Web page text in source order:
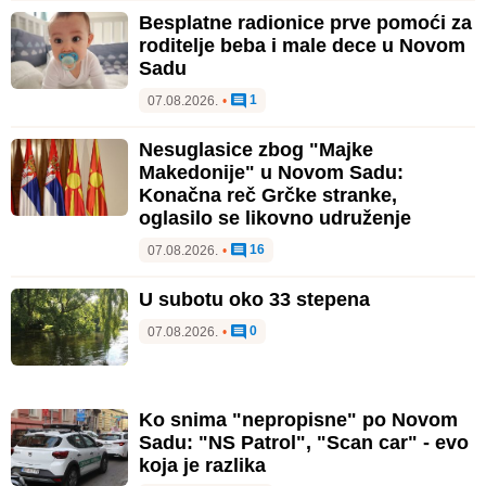
Besplatne radionice prve pomoći za
roditelje beba i male dece u Novom
Sadu
07.08.2026. • 1
Nesuglasice zbog "Majke
Makedonije" u Novom Sadu:
Konačna reč Grčke stranke,
oglasilo se likovno udruženje
07.08.2026. • 16
U subotu oko 33 stepena
07.08.2026. • 0
Ko snima "nepropisne" po Novom
Sadu: "NS Patrol", "Scan car" - evo
koja je razlika